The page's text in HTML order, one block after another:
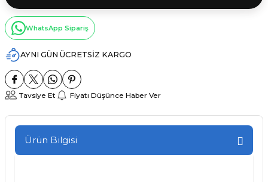
WhatsApp Sipariş
AYNI GÜN ÜCRETSİZ KARGO
Tavsiye Et Fiyatı Düşünce Haber Ver
Ürün Bilgisi